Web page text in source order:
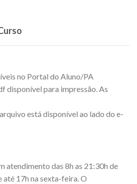
no Portal do Aluno/PA
disponível para impressão. As
está disponível ao lado do e-
atendimento das 8h as 21:30h de
até 17h na sexta-feira. O